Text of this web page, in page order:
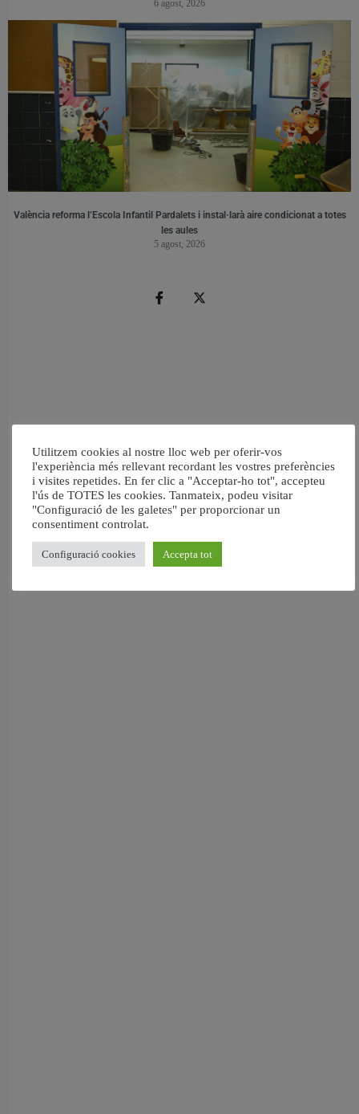
6 agost, 2026
València reforma l’Escola Infantil Pardalets i instal·larà aire condicionat a totes
les aules
5 agost, 2026
Utilitzem cookies al nostre lloc web per oferir-vos
l'experiència més rellevant recordant les vostres preferències
i visites repetides. En fer clic a "Acceptar-ho tot", accepteu
l'ús de TOTES les cookies. Tanmateix, podeu visitar
"Configuració de les galetes" per proporcionar un
consentiment controlat.
Configuració cookies Accepta tot